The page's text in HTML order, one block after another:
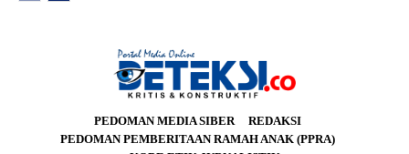
PEDOMAN MEDIA SIBER
REDAKSI
PEDOMAN PEMBERITAAN RAMAH ANAK (PPRA)